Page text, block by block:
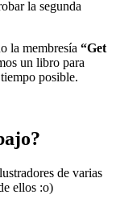
la segunda
la membresía “Get
un libro para
posible.
de varias
ellos :o)